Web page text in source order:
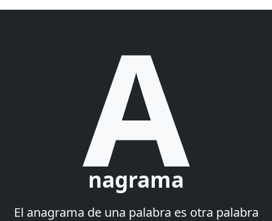
A
nagrama
El anagrama de una palabra es otra palabra